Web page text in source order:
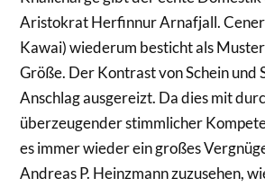
Aristokrat Herfinnur Arnafjall.
Kawai) wiederum besticht als
Größe. Der Kontrast von Schein und
Anschlag ausgereizt. Da dies mit
überzeugender stimmlicher
es immer wieder ein großes
Andreas P. Heinzmann zuzusehen,